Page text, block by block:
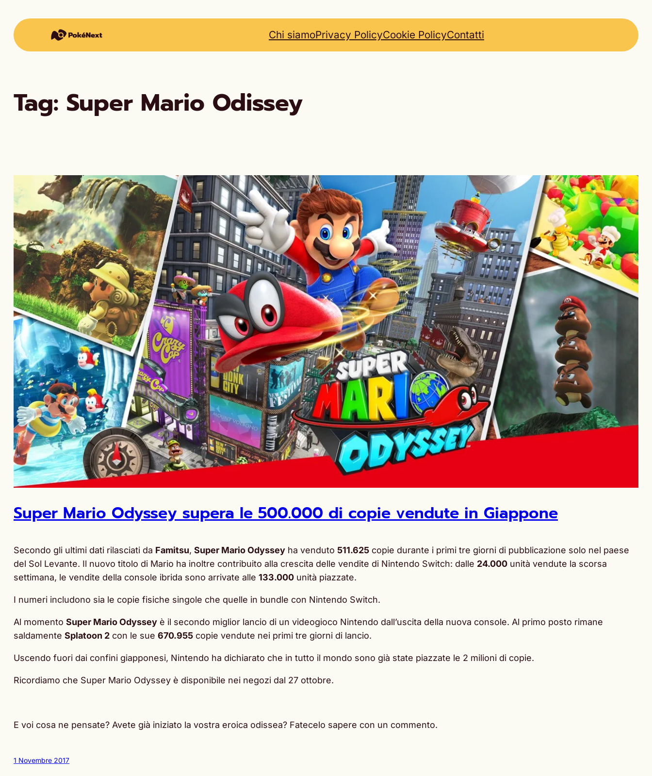
contenuto
Chi siamoPrivacy PolicyCookie PolicyContatti
Tag: Super Mario Odissey
Super Mario Odyssey supera le 500.000 di copie vendute in Giappone
Secondo gli ultimi dati rilasciati da Famitsu, Super Mario Odyssey ha venduto 511.625 copie durante i primi tre giorni di pubblicazione solo nel paese
del Sol Levante. Il nuovo titolo di Mario ha inoltre contribuito alla crescita delle vendite di Nintendo Switch: dalle 24.000 unità vendute la scorsa
settimana, le vendite della console ibrida sono arrivate alle 133.000 unità piazzate.
I numeri includono sia le copie fisiche singole che quelle in bundle con Nintendo Switch.
Al momento Super Mario Odyssey è il secondo miglior lancio di un videogioco Nintendo dall’uscita della nuova console. Al primo posto rimane
saldamente Splatoon 2 con le sue 670.955 copie vendute nei primi tre giorni di lancio.
Uscendo fuori dai confini giapponesi, Nintendo ha dichiarato che in tutto il mondo sono già state piazzate le 2 milioni di copie.
Ricordiamo che Super Mario Odyssey è disponibile nei negozi dal 27 ottobre.
E voi cosa ne pensate? Avete già iniziato la vostra eroica odissea? Fatecelo sapere con un commento.
1 Novembre 2017